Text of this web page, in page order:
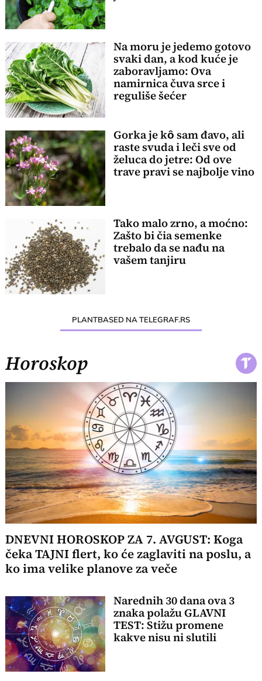
Na moru je jedemo gotovo
svaki dan, a kod kuće je
zaboravljamo: Ova
namirnica čuva srce i
reguliše šećer
Gorka je kȏ sam đavo, ali
raste svuda i leči sve od
želuca do jetre: Od ove
trave pravi se najbolje vino
Tako malo zrno, a moćno:
Zašto bi čia semenke
trebalo da se nađu na
vašem tanjiru
PLANTBASED NA TELEGRAF.RS
Horoskop
DNEVNI HOROSKOP ZA 7. AVGUST: Koga
čeka TAJNI flert, ko će zaglaviti na poslu, a
ko ima velike planove za veče
Narednih 30 dana ova 3
znaka polažu GLAVNI
TEST: Stižu promene
kakve nisu ni slutili